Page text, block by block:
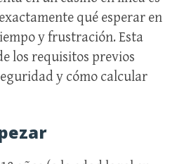
qué esperar en
y frustración. Esta
los requisitos previos
y cómo calcular